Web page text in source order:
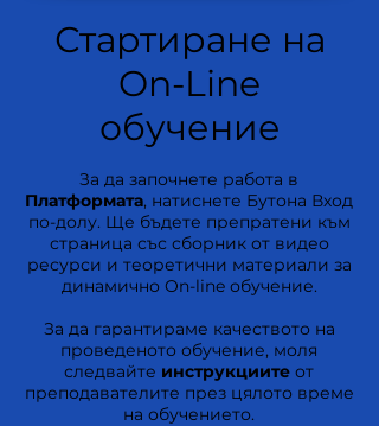
Стартиране на
On-Line
обучение
За да започнете работа в
Платформата, натиснете Бутона Вход
по-долу. Ще бъдете препратени към
страница със сборник от видео
ресурси и теоретични материали за
динамично On-line обучение.
За да гарантираме качеството на
проведеното обучение, моля
следвайте инструкциите от
преподавателите през цялото време
на обучението.